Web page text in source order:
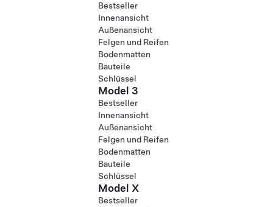
Bestseller
Innenansicht
Außenansicht
Felgen und Reifen
Bodenmatten
Bauteile
Schlüssel
Model 3
Bestseller
Innenansicht
Außenansicht
Felgen und Reifen
Bodenmatten
Bauteile
Schlüssel
Model X
Bestseller